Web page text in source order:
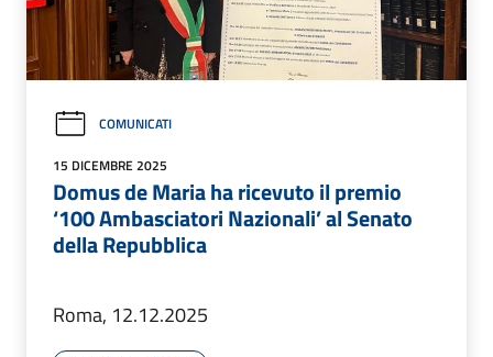
COMUNICATI
15 DICEMBRE 2025
Domus de Maria ha ricevuto il premio
‘100 Ambasciatori Nazionali’ al Senato
della Repubblica
Roma, 12.12.2025